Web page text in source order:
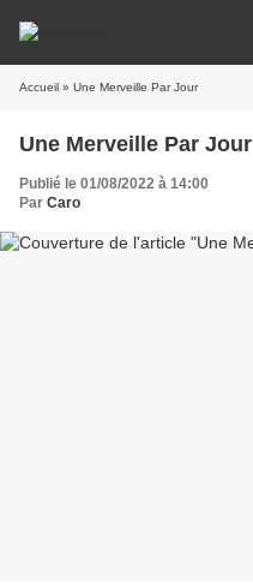
Accueil » Une Merveille Par Jour
Une Merveille Par Jour
Publié le 01/08/2022 à 14:00
Par Caro